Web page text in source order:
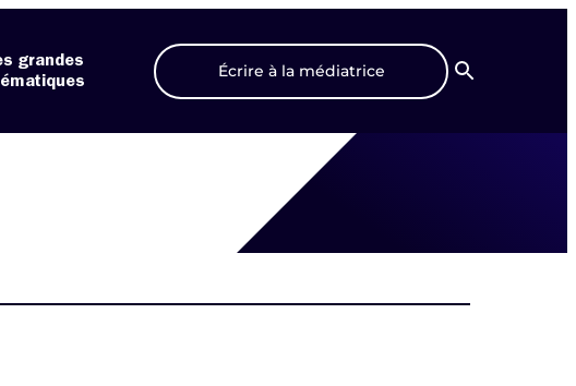
grandes
Écrire à la médiatrice
Recherche